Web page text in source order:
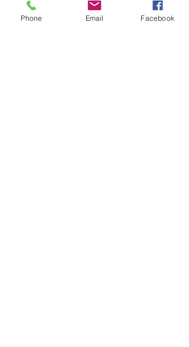
Phone Email Facebook